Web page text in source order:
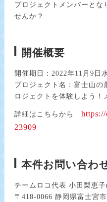
プロジェクトメンバーとな
せんか？
開催概要
開催期日：2022年11月9日
プロジェクト名：富士山の
ロジェクトを体験しよう！
詳細はこちらから
23909
本件お問い合わ
チームロコ代表 小田梨恵
〒418-0066 静岡県富士宮